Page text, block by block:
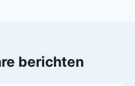
berichten